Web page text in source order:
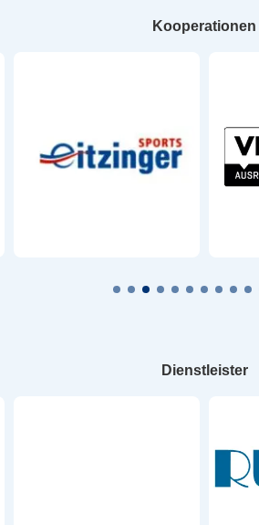
Kooperationen
Dienstleister